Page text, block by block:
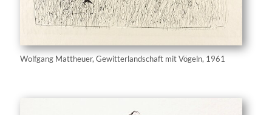
Wolfgang Mattheuer, Gewitterlandschaft mit Vögeln, 1961